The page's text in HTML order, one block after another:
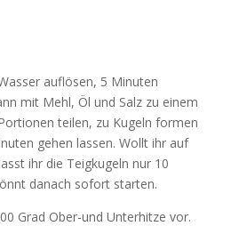
auflösen, 5 Minuten
mit Mehl, Öl und Salz zu einem
teilen, zu Kugeln formen
gehen lassen. Wollt ihr auf
ihr die Teigkugeln nur 10
danach sofort starten.
Grad Ober-und Unterhitze vor.